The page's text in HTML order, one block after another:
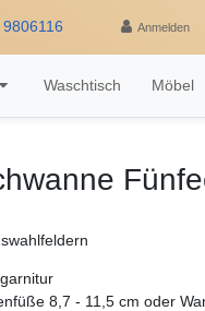
Anmelden
Waschtisch Möbel
8,7 - 11,5 cm oder